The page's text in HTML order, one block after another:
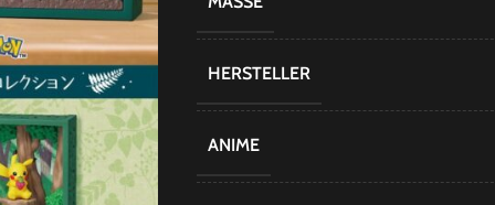
HERSTELLER
ANIME